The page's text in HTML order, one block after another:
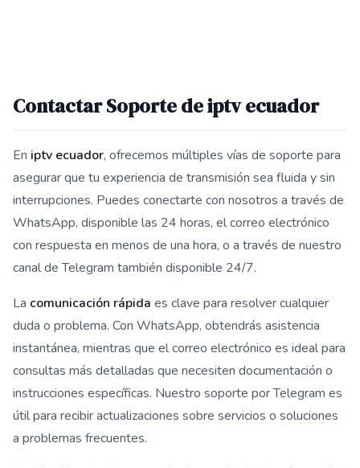
Contactar Soporte de iptv ecuador
En iptv ecuador, ofrecemos múltiples vías de soporte para
asegurar que tu experiencia de transmisión sea fluida y sin
interrupciones. Puedes conectarte con nosotros a través de
WhatsApp, disponible las 24 horas, el correo electrónico
con respuesta en menos de una hora, o a través de nuestro
canal de Telegram también disponible 24/7.
La comunicación rápida es clave para resolver cualquier
duda o problema. Con WhatsApp, obtendrás asistencia
instantánea, mientras que el correo electrónico es ideal para
consultas más detalladas que necesiten documentación o
instrucciones específicas. Nuestro soporte por Telegram es
útil para recibir actualizaciones sobre servicios o soluciones
a problemas frecuentes.